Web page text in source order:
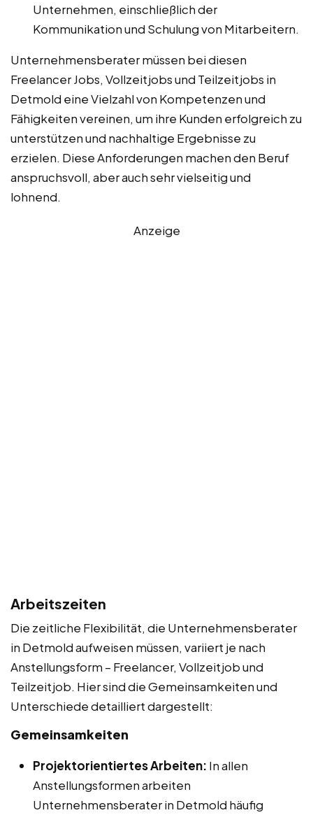
Unternehmen, einschließlich der
Kommunikation und Schulung von Mitarbeitern.
Unternehmensberater müssen bei diesen
Freelancer Jobs, Vollzeitjobs und Teilzeitjobs in
Detmold eine Vielzahl von Kompetenzen und
Fähigkeiten vereinen, um ihre Kunden erfolgreich zu
unterstützen und nachhaltige Ergebnisse zu
erzielen. Diese Anforderungen machen den Beruf
anspruchsvoll, aber auch sehr vielseitig und
lohnend.
Anzeige
Arbeitszeiten
Die zeitliche Flexibilität, die Unternehmensberater
in Detmold aufweisen müssen, variiert je nach
Anstellungsform – Freelancer, Vollzeitjob und
Teilzeitjob. Hier sind die Gemeinsamkeiten und
Unterschiede detailliert dargestellt:
Gemeinsamkeiten
Projektorientiertes Arbeiten: In allen
Anstellungsformen arbeiten
Unternehmensberater in Detmold häufig